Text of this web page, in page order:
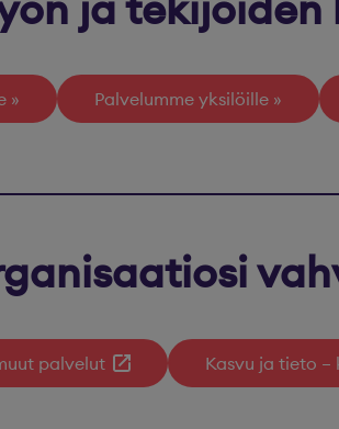
Palvelumme yksilöille
palvelut Kasvu ja tieto